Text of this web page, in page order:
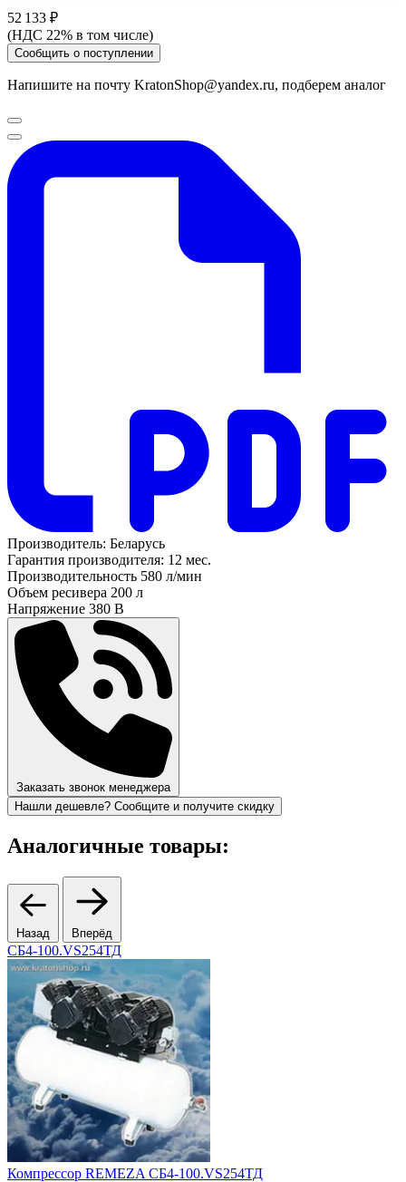
52 133 ₽
(НДС 22% в том числе)
Сообщить о поступлении
Напишите на почту KratonShop@yandex.ru, подберем аналог
Производитель: Беларусь
Гарантия производителя: 12 мес.
Производительность 580 л/мин
Объем ресивера 200 л
Напряжение 380 В
Заказать звонок менеджера
Нашли дешевле? Сообщите и получите скидку
Аналогичные товары:
Назад Вперёд
СБ4-100.VS254ТД
Компрессор REMEZA СБ4-100.VS254ТД